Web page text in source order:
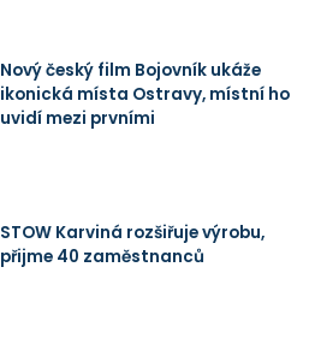
Nový český film Bojovník ukáže
ikonická místa Ostravy, místní ho
uvidí mezi prvními
STOW Karviná rozšiřuje výrobu,
přijme 40 zaměstnanců